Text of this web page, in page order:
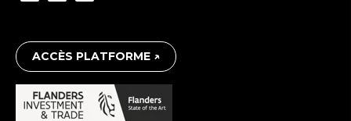
ACCÈS PLATFORME ↗